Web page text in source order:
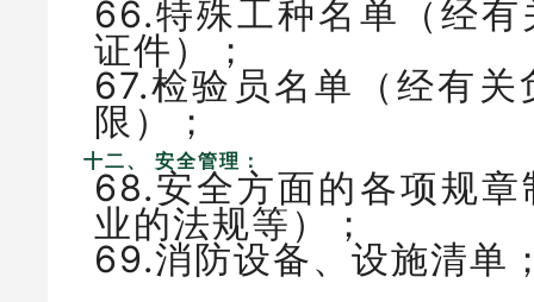
66.特殊工种名单（经
证件）；
67.检验员名单（经有
限）；
十二、 安全管理：
68.安全方面的各项规
业的法规等）；
69.消防设备、设施清